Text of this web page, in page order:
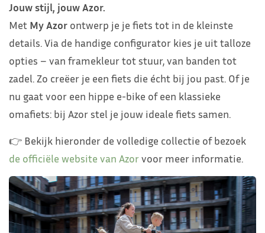
Jouw stijl, jouw Azor.
Met My Azor ontwerp je je fiets tot in de kleinste
details. Via de handige configurator kies je uit talloze
opties – van framekleur tot stuur, van banden tot
zadel. Zo creëer je een fiets die écht bij jou past. Of je
nu gaat voor een hippe e-bike of een klassieke
omafiets: bij Azor stel je jouw ideale fiets samen.
👉 Bekijk hieronder de volledige collectie of bezoek
de officiële website van Azorvoor meer informatie.